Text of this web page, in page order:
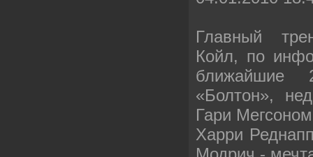
Главный
Койл, по
ближайшие
«Болтон»,
Гари
Харри